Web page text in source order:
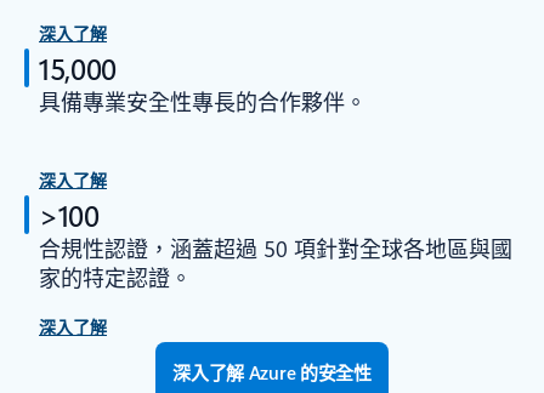
深入了解
15,000
具備專業安全性專長的合作夥伴。
深入了解
>100
合規性認證，涵蓋超過 50 項針對全球各地區與國
家的特定認證。
深入了解
深入了解 Azure 的安全性